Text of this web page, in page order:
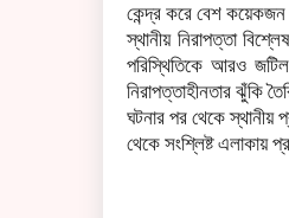
কেন্দ্র করে বেশ
​স্থানীয় নিরাপত্তা
পরিস্থিতিকে আরও
নিরাপত্তাহীনতার ঝুঁকি
​ঘটনার পর থেকে স্থানীয়
থেকে সংশ্লিষ্ট এলাকায়